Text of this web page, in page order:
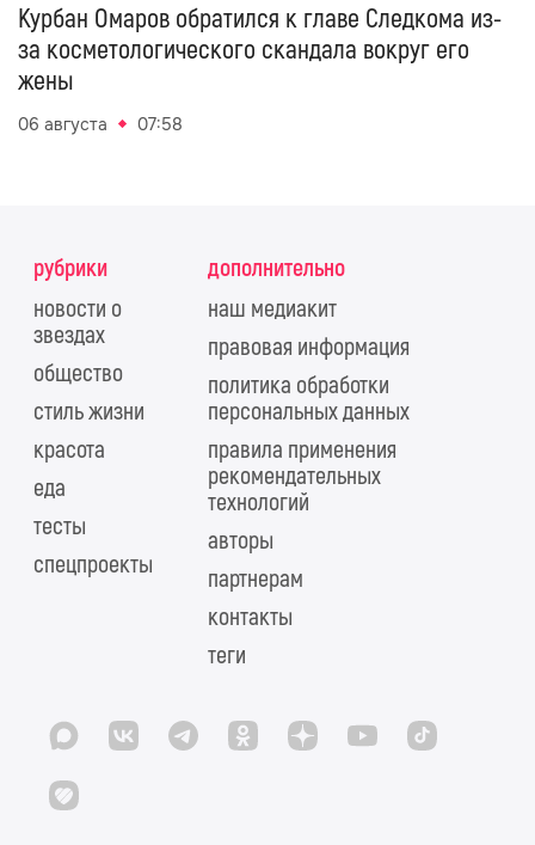
Курбан Омаров обратился к главе Следкома из-
за косметологического скандала вокруг его
жены
06 августа 07:58
рубрики
новости о
звездах
общество
стиль жизни
красота
еда
тесты
спецпроекты
дополнительно
наш медиакит
правовая информация
политика обработки
персональных данных
правила применения
рекомендательных
технологий
авторы
партнерам
контакты
теги